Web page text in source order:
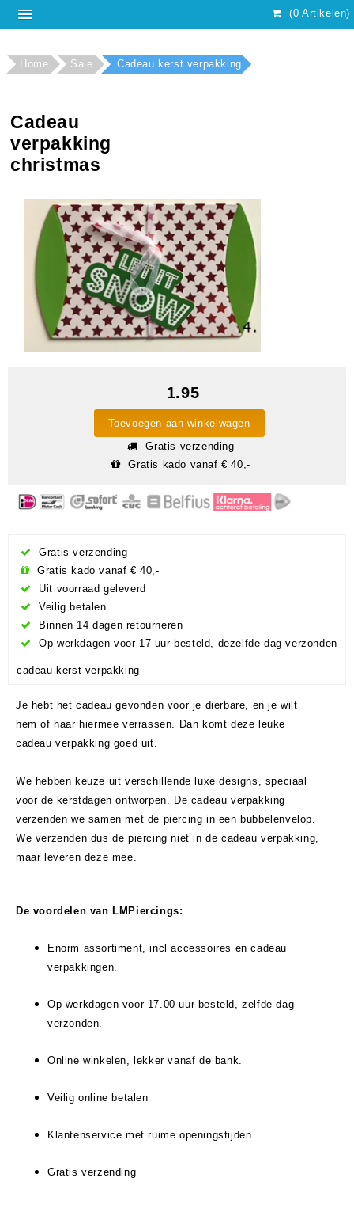
(0 Artikelen)
Home Sale Cadeau kerst verpakking
Cadeau
verpakking
christmas
1.95
Toevoegen aan winkelwagen
Gratis verzending
Gratis kado vanaf € 40,-
Gratis verzending
Gratis kado vanaf € 40,-
Uit voorraad geleverd
Veilig betalen
Binnen 14 dagen retourneren
Op werkdagen voor 17 uur besteld, dezelfde dag verzonden
cadeau-kerst-verpakking
Je hebt het cadeau gevonden voor je dierbare, en je wilt
hem of haar hiermee verrassen. Dan komt deze leuke
cadeau verpakking goed uit.
We hebben keuze uit verschillende luxe designs, speciaal
voor de kerstdagen ontworpen. De cadeau verpakking
verzenden we samen met de piercing in een bubbelenvelop.
We verzenden dus de piercing niet in de cadeau verpakking,
maar leveren deze mee.
De voordelen van LMPiercings:
Enorm assortiment, incl accessoires en cadeau
verpakkingen.
Op werkdagen voor 17.00 uur besteld, zelfde dag
verzonden.
Online winkelen, lekker vanaf de bank.
Veilig online betalen
Klantenservice met ruime openingstijden
Gratis verzending